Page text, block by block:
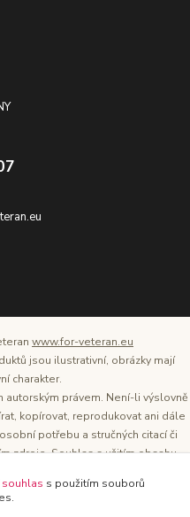
www.for-veteran.eu
jsou ilustrativní, obrázky mají
charakter.
autorským právem. Není-li výslovně
kopírovat, reprodukovat ani dále
potřebu a stručných citací či
zdroje. Souhlas s užitím obsahu
je Tomáš Oršel.
souhlas s použitím souborů